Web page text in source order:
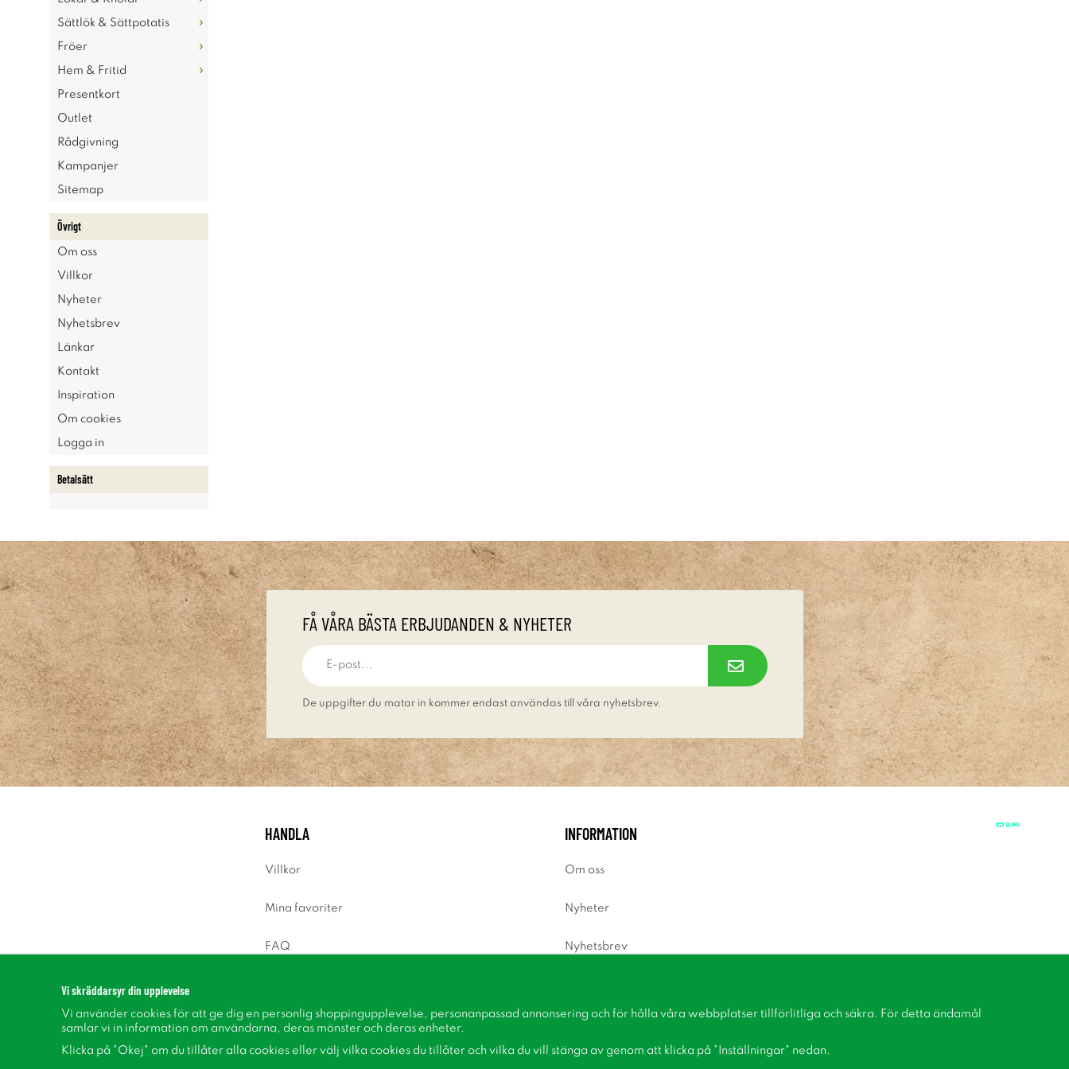
Sättlök & Sättpotatis
Fröer
Hem & Fritid
Presentkort
Outlet
Rådgivning
Kampanjer
Sitemap
Övrigt
Om oss
Villkor
Nyheter
Nyhetsbrev
Länkar
Kontakt
Inspiration
Om cookies
Logga in
Betalsätt
FÅ VÅRA BÄSTA ERBJUDANDEN & NYHETER
De uppgifter du matar in kommer endast användas till våra nyhetsbrev.
HANDLA
Villkor
Mina favoriter
FAQ
INFORMATION
Om oss
Nyheter
Nyhetsbrev
Inspiration
Vi skräddarsyr din upplevelse
Vi använder cookies för att ge dig en personlig shoppingupplevelse, personanpassad annonsering och för hålla våra webbplatser tillförlitliga och säkra. För detta ändamål
samlar vi in information om användarna, deras mönster och deras enheter.
Klicka på "Okej" om du tillåter alla cookies eller välj vilka cookies du tillåter och vilka du vill stänga av genom att klicka på "Inställningar" nedan.